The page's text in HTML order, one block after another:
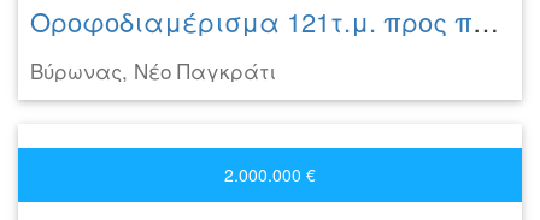
Οροφοδιαμέρισμα 121τ.μ. προς πώληση
Βύρωνας, Νέο Παγκράτι
2.000.000 €